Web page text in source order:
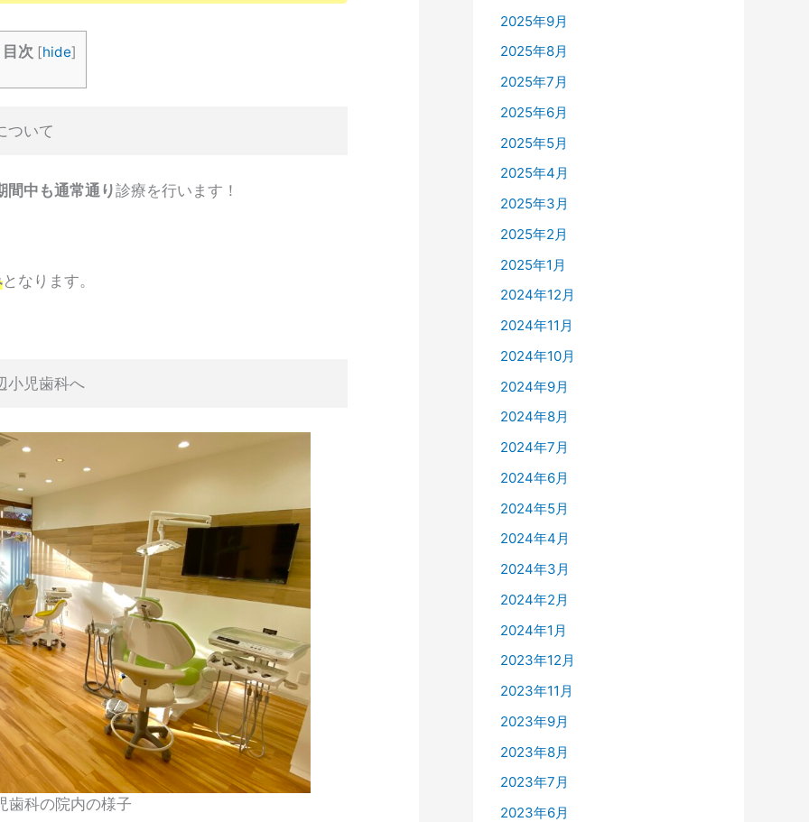
目次 [hide]
ついて
間中も通常通り診療を行います！
となります。
小児歯科へ
歯科の院内の様子
2025年9月
2025年8月
2025年7月
2025年6月
2025年5月
2025年4月
2025年3月
2025年2月
2025年1月
2024年12月
2024年11月
2024年10月
2024年9月
2024年8月
2024年7月
2024年6月
2024年5月
2024年4月
2024年3月
2024年2月
2024年1月
2023年12月
2023年11月
2023年9月
2023年8月
2023年7月
2023年6月